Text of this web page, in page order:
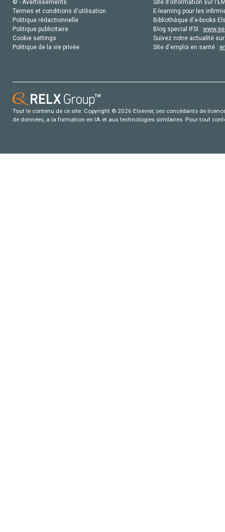
© - Avertissements
Termes et conditions d'utilisation
Politique rédactionnelle
Politique publicitaire
Cookie settings
Politique de la vie privée
Site d'information sur
E-learning pour les
Bibliothèque d'e-books
Blog special IFSI :
Suivez notre actualité
Site d'emploi en santé :
Tout le contenu de ce site: Copyright © 2026 Elsevier, ses concédants de
de données, a la formation en IA et aux technologies similaires. Pour tout